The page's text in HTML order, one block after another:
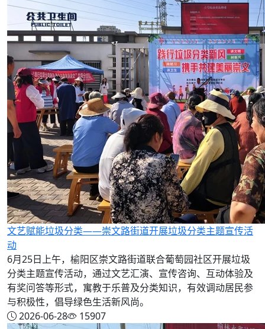
文艺赋能垃圾分类——崇文路街道开展垃圾分类主题宣传活
动
6月25日上午，榆阳区崇文路街道联合葡萄园社区开展垃圾
分类主题宣传活动，通过文艺汇演、宣传咨询、互动体验及
有奖问答等形式，寓教于乐普及分类知识，有效调动居民参
与积极性，倡导绿色生活新风尚。
2026-06-28
15907